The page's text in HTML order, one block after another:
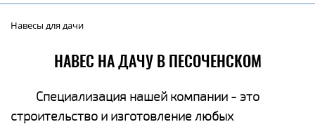
Навесы для дачи
НАВЕС НА ДАЧУ В ПЕСОЧЕНСКОМ
Специализация нашей компании - это
строительство и изготовление любых